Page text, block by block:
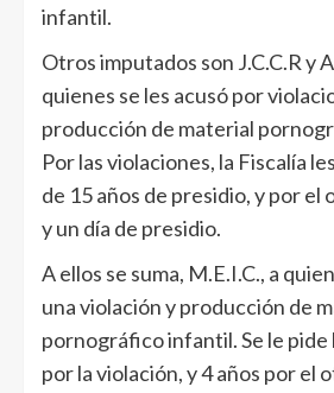
infantil.
Otros imputados son J.C.C.R y
quienes se les acusó por
producción de material
Por las violaciones, la Fiscalía
de 15 años de presidio, y por el
y un día de presidio.
A ellos se suma, M.E.I.C., a
una violación y producción de
pornográfico infantil. Se le pide
por la violación, y 4 años por el